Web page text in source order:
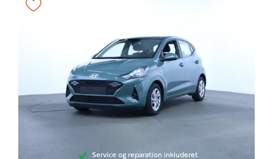
Service og reparation inkluderet